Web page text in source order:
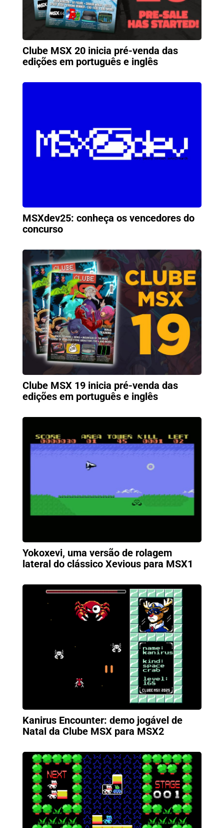
Clube MSX 20 inicia pré-venda das
edições em português e inglês
MSXdev25: conheça os vencedores do
concurso
Clube MSX 19 inicia pré-venda das
edições em português e inglês
Yokoxevi, uma versão de rolagem
lateral do clássico Xevious para MSX1
Kanirus Encounter: demo jogável de
Natal da Clube MSX para MSX2